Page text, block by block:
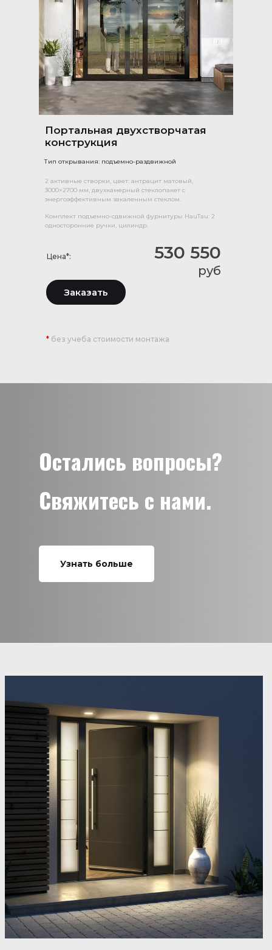
530 550
руб
Портальная двухстворчатая
конструкция
Тип открывания: подъемно-раздвижной
2 активные створки, цвет: антрацит матовый,
3000×2700 мм, двухкамерный стеклопакет с
энергоэффективным закаленным стеклом.
Комплект подъемно-сдвижной фурнитуры HauTau: 2
односторонние ручки, цилиндр.
Цена*:
Заказать
* без учеба стоимости монтажа
Остались вопросы?
Свяжитесь с нами.
Узнать больше